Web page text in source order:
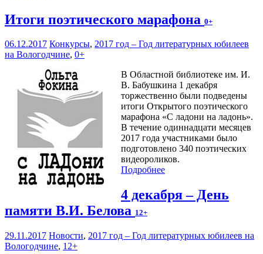
Итоги поэтического марафона 0+
06.12.2017 Конкурсы, 2017 год – Год литературных юбилеев
на Вологодчине, 0+
В Областной библиотеке им. И.
В. Бабушкина 1 декабря
торжественно были подведены
итоги Открытого поэтического
марафона «С ладони на ладонь».
В течение одиннадцати месяцев
2017 года участниками было
подготовлено 340 поэтических
видеороликов.
Подробнее
4 декабря – День
памяти В.И. Белова 12+
29.11.2017 Новости, 2017 год – Год литературных юбилеев на
Вологодчине, 12+